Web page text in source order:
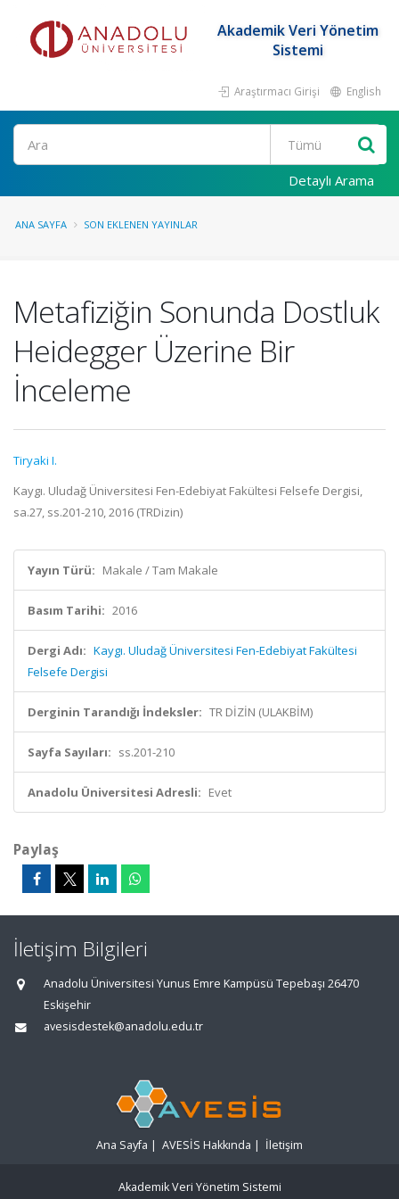
Akademik Veri Yönetim
Sistemi
Araştırmacı Girişi English
Ara
Detaylı Arama
ANA SAYFA SON EKLENEN YAYINLAR
Metafiziğin Sonunda Dostluk
Heidegger Üzerine Bir
İnceleme
Tiryaki I.
Kaygı. Uludağ Üniversitesi Fen-Edebiyat Fakültesi Felsefe Dergisi,
sa.27, ss.201-210, 2016 (TRDizin)
Yayın Türü: Makale / Tam Makale
Basım Tarihi: 2016
Dergi Adı: Kaygı. Uludağ Üniversitesi Fen-Edebiyat Fakültesi
Felsefe Dergisi
Derginin Tarandığı İndeksler: TR DİZİN (ULAKBİM)
Sayfa Sayıları: ss.201-210
Anadolu Üniversitesi Adresli: Evet
Paylaş
İletişim Bilgileri
Anadolu Üniversitesi Yunus Emre Kampüsü Tepebaşı 26470
Eskişehir
avesisdestek@anadolu.edu.tr
Ana Sayfa | AVESİS Hakkında | İletişim
Akademik Veri Yönetim Sistemi